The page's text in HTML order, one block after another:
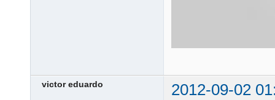
victor eduardo 2012-09-02